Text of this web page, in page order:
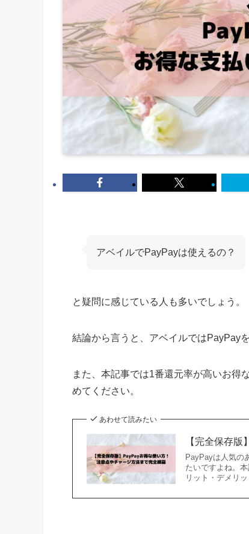
アベイルでPayPayは使えるの？
と疑問に感じている人も多いでしょう。
結論から言うと、アベイルではPayPay
また、本記事では1番還元率が高いお得
めてください。
あわせて読みたい
【完全保存
PayPayは人気の
たいですよね。
リット・デメリ